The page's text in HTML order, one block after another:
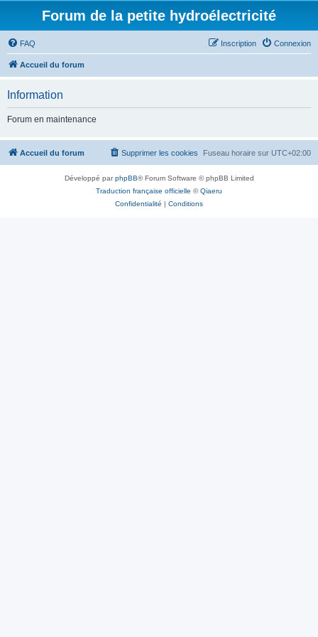
Forum de la petite hydroélectricité
FAQ Connexion
Inscription
Accueil du forum
Information
Forum en maintenance
Accueil du forum Fuseau horaire sur UTC+02:00
Supprimer les cookies
Développé parphpBB® Forum Software © phpBB Limited
Traduction française officielle ©Qiaeru
Confidentialité | Conditions